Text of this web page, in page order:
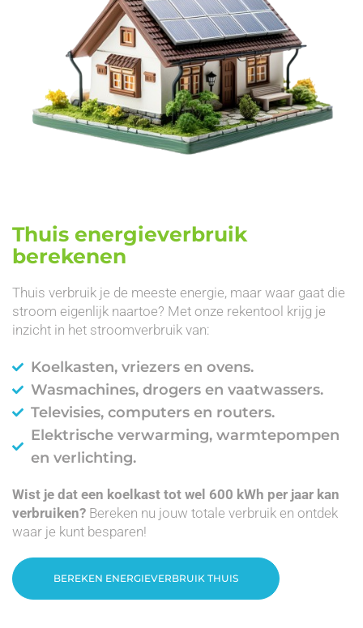
Thuis energieverbruik
berekenen
Thuis verbruik je de meeste energie, maar waar gaat die
stroom eigenlijk naartoe? Met onze rekentool krijg je
inzicht in het stroomverbruik van:
Koelkasten, vriezers en ovens.
Wasmachines, drogers en vaatwassers.
Televisies, computers en routers.
Elektrische verwarming, warmtepompen
en verlichting.
Wist je dat een koelkast tot wel 600 kWh per jaar kan
verbruiken? Bereken nu jouw totale verbruik en ontdek
waar je kunt besparen!
BEREKEN ENERGIEVERBRUIK THUIS